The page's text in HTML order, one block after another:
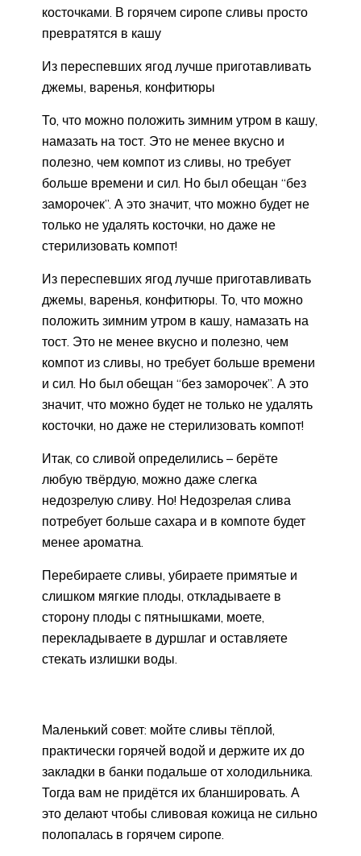
косточками. В горячем сиропе сливы просто
превратятся в кашу
Из переспевших ягод лучше приготавливать
джемы, варенья, конфитюры
То, что можно положить зимним утром в кашу,
намазать на тост. Это не менее вкусно и
полезно, чем компот из сливы, но требует
больше времени и сил. Но был обещан “без
заморочек”. А это значит, что можно будет не
только не удалять косточки, но даже не
стерилизовать компот!
Из переспевших ягод лучше приготавливать
джемы, варенья, конфитюры. То, что можно
положить зимним утром в кашу, намазать на
тост. Это не менее вкусно и полезно, чем
компот из сливы, но требует больше времени
и сил. Но был обещан “без заморочек”. А это
значит, что можно будет не только не удалять
косточки, но даже не стерилизовать компот!
Итак, со сливой определились – берёте
любую твёрдую, можно даже слегка
недозрелую сливу. Но! Недозрелая слива
потребует больше сахара и в компоте будет
менее ароматна.
Перебираете сливы, убираете примятые и
слишком мягкие плоды, откладываете в
сторону плоды с пятнышками, моете,
перекладываете в дуршлаг и оставляете
стекать излишки воды.
Маленький совет: мойте сливы тёплой,
практически горячей водой и держите их до
закладки в банки подальше от холодильника.
Тогда вам не придётся их бланшировать. А
это делают чтобы сливовая кожица не сильно
полопалась в горячем сиропе.